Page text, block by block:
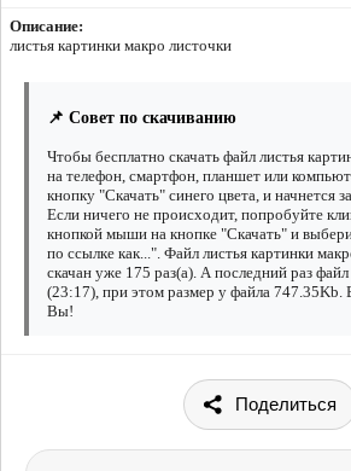
Описание:
листья картинки макро листочки
📌 Совет по скачиванию
Чтобы бесплатно скачать файл листья
на телефон, смартфон, планшет или
кнопку "Скачать" синего цвета, и начнется
Если ничего не происходит, попробуйте
кнопкой мыши на кнопке "Скачать" и
по ссылке как...". Файл листья картинки
скачан уже 175 раз(а). А последний раз
(23:17), при этом размер у файла 747.35Kb.
Вы!
Поделиться